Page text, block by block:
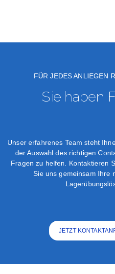
FÜR JEDES ANLIEGEN
Sie haben
Unser erfahrenes Team steht
der Auswahl des richtigen
Fragen zu helfen. Kontaktieren
Sie uns gemeinsam Ihre
JETZT